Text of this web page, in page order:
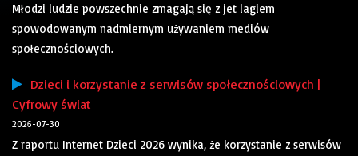
Młodzi ludzie powszechnie zmagają się z jet lagiem
spowodowanym nadmiernym używaniem mediów
społecznościowych.
Dzieci i korzystanie z serwisów społecznościowych |
Cyfrowy świat
2026-07-30
Z raportu Internet Dzieci 2026 wynika, że korzystanie z serwisów